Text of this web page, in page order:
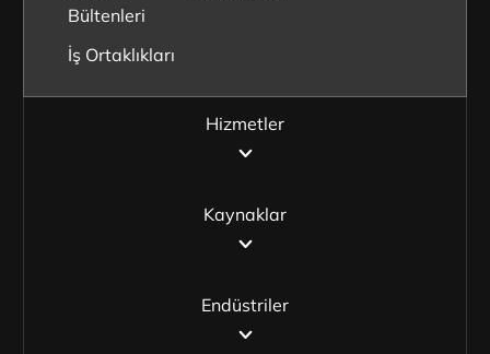
Hizmetler
Kaynaklar
Endüstriler
Bültenleri
İş Ortaklıkları